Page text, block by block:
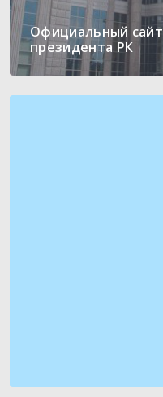
Официальный сайт
президента РК